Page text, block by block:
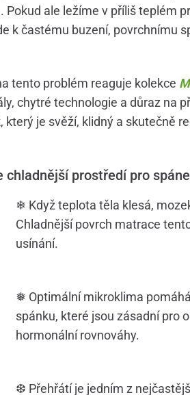
Pokud ale ležíme v příliš teplém
k častému buzení, povrchnímu
tento problém reaguje kolekce
chytré technologie a důraz na
který je svěží, klidný a skutečně
chladnější prostředí pro
❄ Když teplota těla klesá,
Chladnější povrch matrace
usínání.
❅ Optimální mikroklima
spánku, které jsou zásadní pro
hormonální rovnováhy.
❆ Přehřátí je jedním z